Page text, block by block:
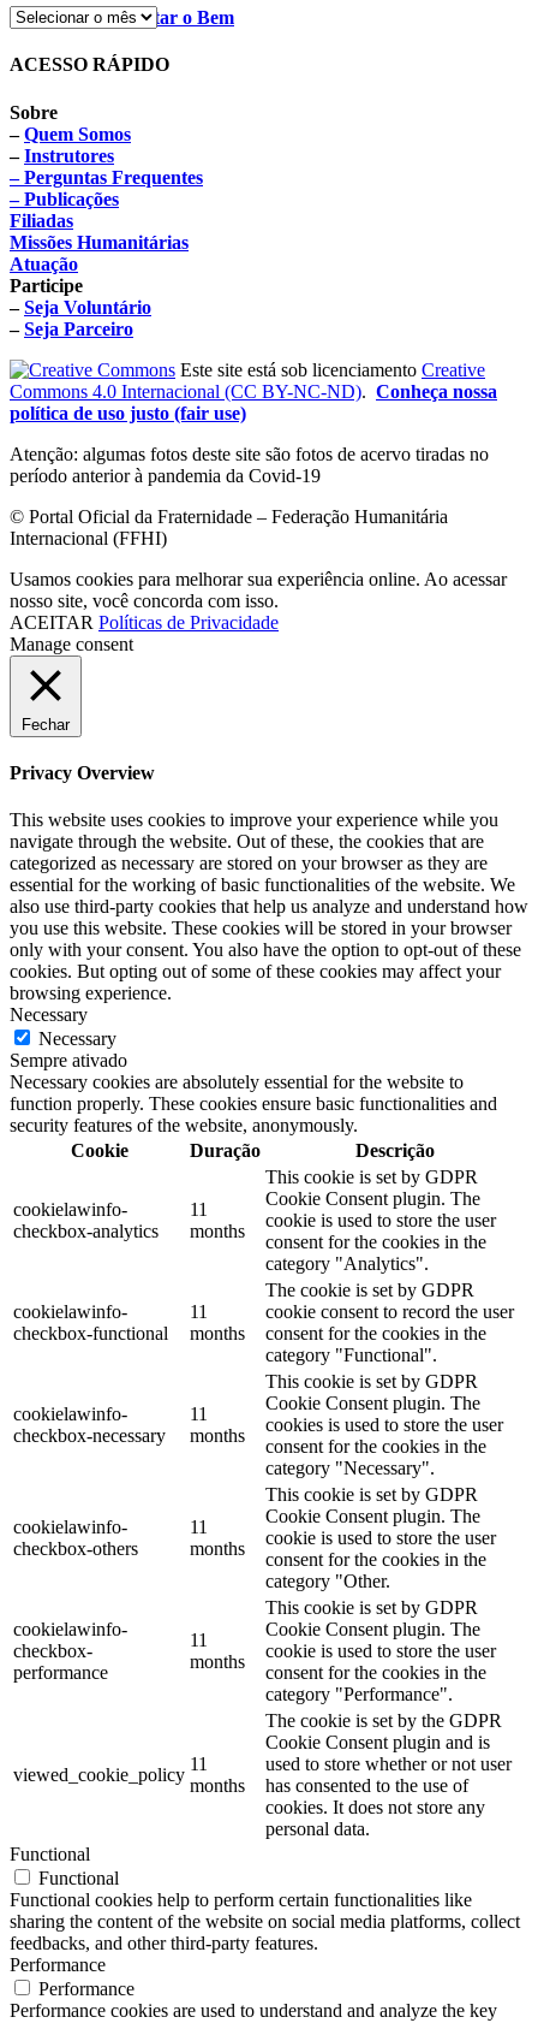
É Tempo de Plantar o Bem
ACESSO RÁPIDO
Sobre
–Quem Somos
–Instrutores
– Perguntas Frequentes
– Publicações
Filiadas
Missões Humanitárias
Atuação
Participe
–Seja Voluntário
–Seja Parceiro
Este site está sob licenciamento Creative
Commons 4.0 Internacional (CC BY-NC-ND). Conheça nossa
política de uso justo (fair use)
Atenção: algumas fotos deste site são fotos de acervo tiradas no
período anterior à pandemia da Covid-19
© Portal Oficial da Fraternidade – Federação Humanitária
Internacional (FFHI)
Usamos cookies para melhorar sua experiência online. Ao acessar
nosso site, você concorda com isso.
ACEITAR Políticas de Privacidade
Manage consent
Fechar
Privacy Overview
This website uses cookies to improve your experience while you
navigate through the website. Out of these, the cookies that are
categorized as necessary are stored on your browser as they are
essential for the working of basic functionalities of the website. We
also use third-party cookies that help us analyze and understand how
you use this website. These cookies will be stored in your browser
only with your consent. You also have the option to opt-out of these
cookies. But opting out of some of these cookies may affect your
browsing experience.
Necessary
Necessary
Sempre ativado
Necessary cookies are absolutely essential for the website to
function properly. These cookies ensure basic functionalities and
security features of the website, anonymously.
Cookie
Duração Descrição
cookielawinfo-
checkbox-analytics
11
months
This cookie is set by GDPR
Cookie Consent plugin. The
cookie is used to store the user
consent for the cookies in the
category "Analytics".
cookielawinfo-
checkbox-functional
11
months
The cookie is set by GDPR
cookie consent to record the user
consent for the cookies in the
category "Functional".
cookielawinfo-
checkbox-necessary
11
months
This cookie is set by GDPR
Cookie Consent plugin. The
cookies is used to store the user
consent for the cookies in the
category "Necessary".
cookielawinfo-
checkbox-others
11
months
This cookie is set by GDPR
Cookie Consent plugin. The
cookie is used to store the user
consent for the cookies in the
category "Other.
cookielawinfo-
checkbox-
performance
11
months
This cookie is set by GDPR
Cookie Consent plugin. The
cookie is used to store the user
consent for the cookies in the
category "Performance".
viewed_cookie_policy
11
months
The cookie is set by the GDPR
Cookie Consent plugin and is
used to store whether or not user
has consented to the use of
cookies. It does not store any
personal data.
Functional
Functional
Functional cookies help to perform certain functionalities like
sharing the content of the website on social media platforms, collect
feedbacks, and other third-party features.
Performance
Performance
Performance cookies are used to understand and analyze the key